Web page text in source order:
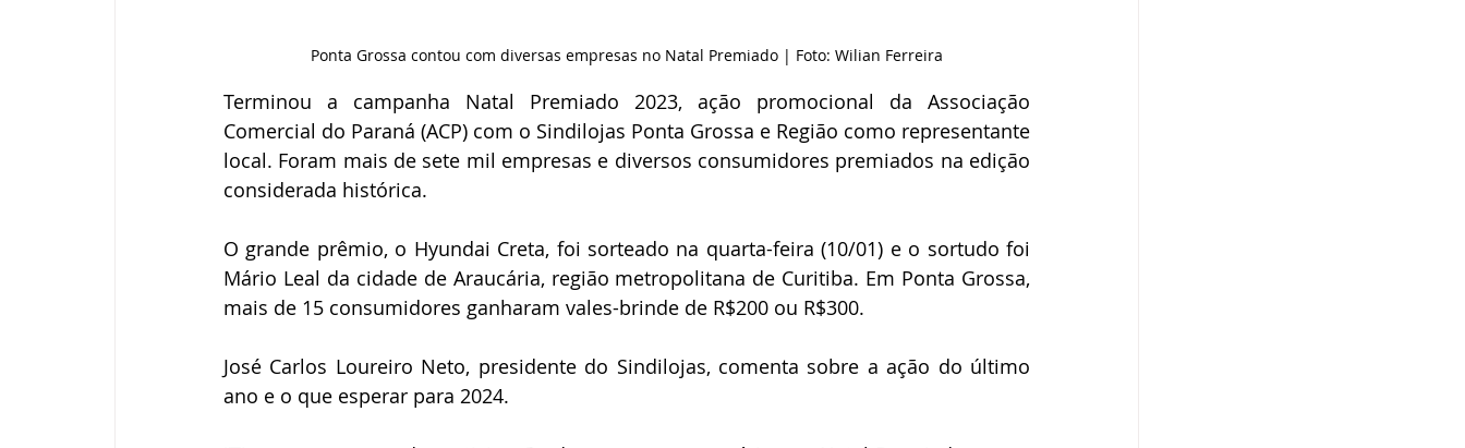
Ponta Grossa contou com diversas empresas no Natal Premiado | Foto: Wilian Ferreira
Terminou a campanha Natal Premiado 2023, ação promocional da Associação
Comercial do Paraná (ACP) com o Sindilojas Ponta Grossa e Região como representante
local. Foram mais de sete mil empresas e diversos consumidores premiados na edição
considerada histórica.
O grande prêmio, o Hyundai Creta, foi sorteado na quarta-feira (10/01) e o sortudo foi
Mário Leal da cidade de Araucária, região metropolitana de Curitiba. Em Ponta Grossa,
mais de 15 consumidores ganharam vales-brinde de R$200 ou R$300.
José Carlos Loureiro Neto, presidente do Sindilojas, comenta sobre a ação do último
ano e o que esperar para 2024.